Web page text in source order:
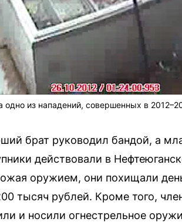
из нападений, совершенных в
брат руководил бандой, а
действовали в
оружием, они похищали
тысяч рублей. Кроме того,
и носили огнестрельное